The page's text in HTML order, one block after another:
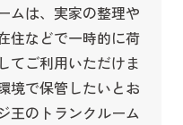
ムは、実家の整理や
住などで一時的に荷
てご利用いただけま
境で保管したいとお
王のトランクルーム